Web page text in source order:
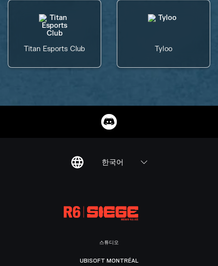
Titan Esports Club Tyloo
한국어
스튜디오
UBISOFT MONTRÉAL